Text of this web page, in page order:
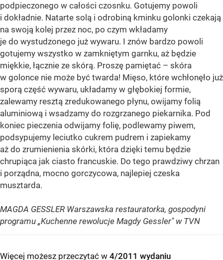
podpieczonego w całości czosnku. Gotujemy powoli
i dokładnie. Natarte solą i odrobiną kminku golonki czekają
na swoją kolej przez noc, po czym wkładamy
je do wystudzonego już wywaru. I znów bardzo powoli
gotujemy wszystko w zamkniętym garnku, aż będzie
miękkie, łącznie ze skórą. Proszę pamiętać – skóra
w golonce nie może być twarda! Mięso, które wchłonęło już
sporą część wywaru, układamy w głębokiej formie,
zalewamy resztą zredukowanego płynu, owijamy folią
aluminiową i wsadzamy do rozgrzanego piekarnika. Pod
koniec pieczenia odwijamy folię, podlewamy piwem,
podsypujemy leciutko cukrem pudrem i zapiekamy
aż do zrumienienia skórki, która dzięki temu będzie
chrupiąca jak ciasto francuskie. Do tego prawdziwy chrzan
i porządna, mocno gorczycowa, najlepiej czeska
musztarda.
MAGDA GESSLER Warszawska restauratorka, gospodyni
programu „Kuchenne rewolucje Magdy Gessler" w TVN
Więcej możesz przeczytać w 4/2011 wydaniu